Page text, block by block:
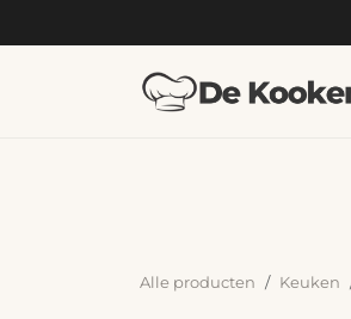
Alle producten Keuken